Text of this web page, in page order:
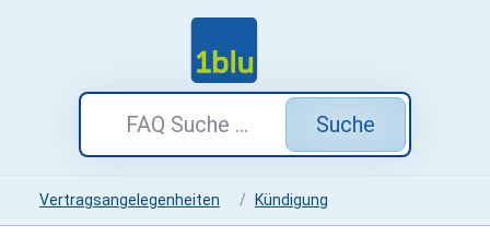
Suche
Vertragsangelegenheiten Kündigung